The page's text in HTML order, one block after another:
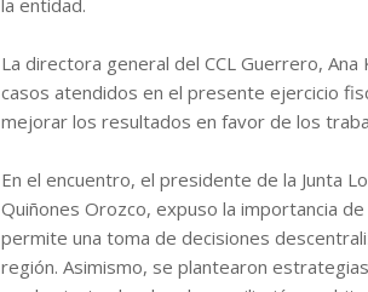
La directora general del CCL Guerrero,
casos atendidos en el presente ejercicio
mejorar los resultados en favor de los
En el encuentro, el presidente de la Junta
Quiñones Orozco, expuso la importancia
permite una toma de decisiones
región. Asimismo, se plantearon